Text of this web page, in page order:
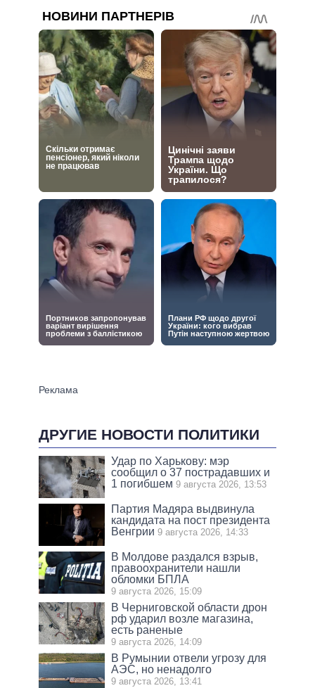
ДРУГИЕ НОВОСТИ ПОЛИТИКИ
Удар по Харькову: мэр
сообщил о 37 пострадавших и
1 погибшем 9 августа 2026, 13:53
Партия Мадяра выдвинула
кандидата на пост президента
Венгрии 9 августа 2026, 14:33
В Молдове раздался взрыв,
правоохранители нашли
обломки БПЛА
9 августа 2026, 15:09
В Черниговской области дрон
рф ударил возле магазина,
есть раненые
9 августа 2026, 14:09
В Румынии отвели угрозу для
АЭС, но ненадолго
9 августа 2026, 13:41